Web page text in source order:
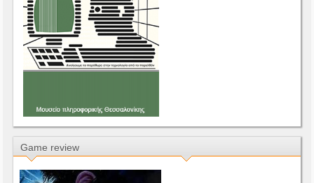
Game review